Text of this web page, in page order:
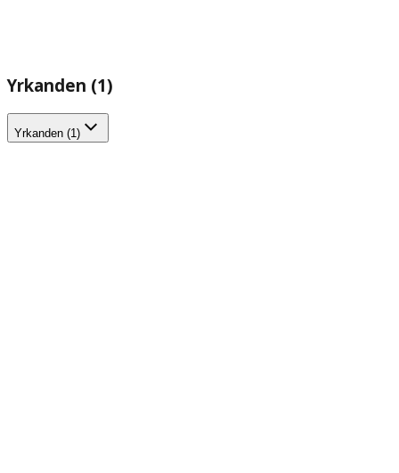
Yrkanden (1)
Yrkanden (1)